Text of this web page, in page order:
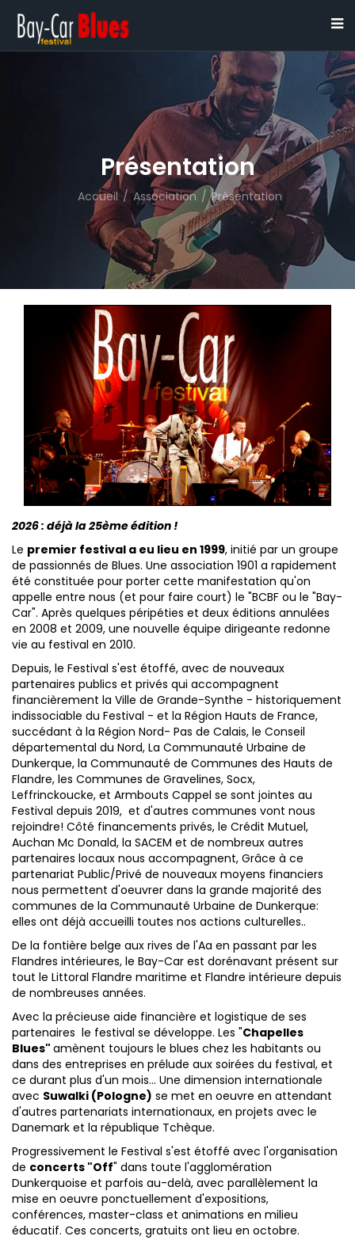
Présentation
Accueil / Association / Présentation
2026 : déjà la 25ème édition !
Le premier festival a eu lieu en 1999, initié par un groupe
de passionnés de Blues. Une association 1901 a rapidement
été constituée pour porter cette manifestation qu'on
appelle entre nous (et pour faire court) le "BCBF ou le "Bay-
Car". Après quelques péripéties et deux éditions annulées
en 2008 et 2009, une nouvelle équipe dirigeante redonne
vie au festival en 2010.
Depuis, le Festival s'est étoffé, avec de nouveaux
partenaires publics et privés qui accompagnent
financièrement la Ville de Grande-Synthe - historiquement
indissociable du Festival - et la Région Hauts de France,
succédant à la Région Nord- Pas de Calais, le Conseil
départemental du Nord, La Communauté Urbaine de
Dunkerque, la Communauté de Communes des Hauts de
Flandre, les Communes de Gravelines, Socx,
Leffrinckoucke, et Armbouts Cappel se sont jointes au
Festival depuis 2019, et d'autres communes vont nous
rejoindre! Côté financements privés, le Crédit Mutuel,
Auchan Mc Donald, la SACEM et de nombreux autres
partenaires locaux nous accompagnent, Grâce à ce
partenariat Public/Privé de nouveaux moyens financiers
nous permettent d'oeuvrer dans la grande majorité des
communes de la Communauté Urbaine de Dunkerque:
elles ont déjà accueilli toutes nos actions culturelles..
De la fontière belge aux rives de l'Aa en passant par les
Flandres intérieures, le Bay-Car est dorénavant présent sur
tout le Littoral Flandre maritime et Flandre intérieure depuis
de nombreuses années.
Avec la précieuse aide financière et logistique de ses
partenaires le festival se développe. Les "Chapelles
Blues" amènent toujours le blues chez les habitants ou
dans des entreprises en prélude aux soirées du festival, et
ce durant plus d'un mois... Une dimension internationale
avec Suwalki (Pologne) se met en oeuvre en attendant
d'autres partenariats internationaux, en projets avec le
Danemark et la république Tchèque.
Progressivement le Festival s'est étoffé avec l'organisation
de concerts "Off" dans toute l'agglomération
Dunkerquoise et parfois au-delà, avec parallèlement la
mise en oeuvre ponctuellement d'expositions,
conférences, master-class et animations en milieu
éducatif. Ces concerts, gratuits ont lieu en octobre.